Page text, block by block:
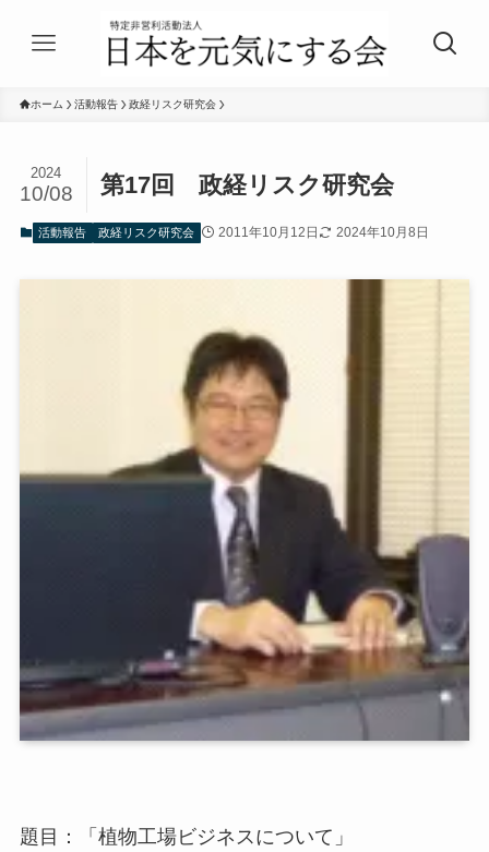
ホーム 活動報告 政経リスク研究会
第17回 政経リスク研究会
2024
10/08
活動報告 政経リスク研究会 2011年10月12日 2024年10月8日
題目：「植物工場ビジネスについて」